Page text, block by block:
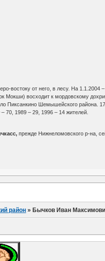
востоку от него, в лесу. На
Мокши) восходит к мордовскому
Шемышейского района.
70, 1989 – 29, 1996 – 14 жителей.
прежде Нижнеломовского р-на,
район » Бычков Иван